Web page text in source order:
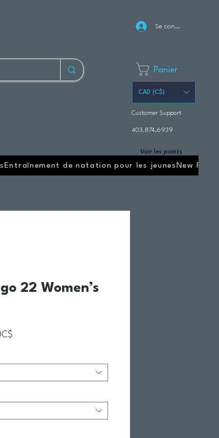
Se connecter
Panier
CAD (C$)
Customer Support
403.874.6939
Voir les points
Entraînement de natation pour les jeunes New Page
22 Women’s